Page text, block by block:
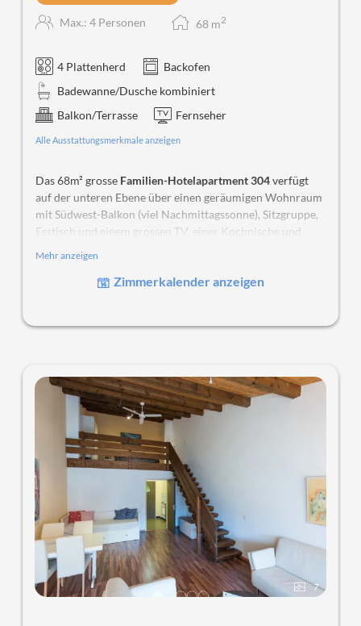
Max.: 4 Personen 68 m2
4 Plattenherd
Backofen
Badewanne/Dusche kombiniert
Balkon/Terrasse
Fernseher
Alle Ausstattungsmerkmale anzeigen
Das 68m² grosse Familien-Hotelapartment 304verfügt
auf der unteren Ebene über einen geräumigen Wohnraum
mit Südwest-Balkon (viel Nachmittagssonne), Sitzgruppe,
Esstisch und einem grossen TV, einer Kochnische und
die Galerie mit Dachfenster. Hier befindet sich ein
Doppelbett (160 x 200 cm; 2 Matratzen). Daran
Mehr anzeigen
Zimmerkalender anzeigen
7